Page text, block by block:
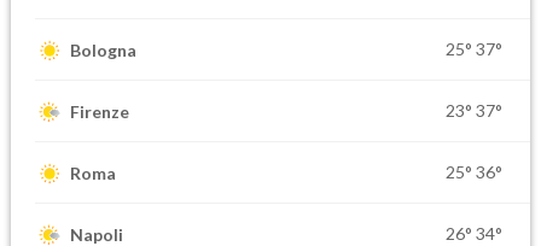
Bologna 25° 37°
Firenze 23° 37°
Roma 25° 36°
Napoli 26° 34°